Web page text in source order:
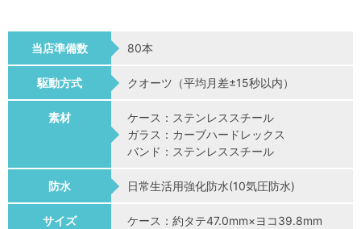
当店準備数 80本
駆動方式 クオーツ（平均月差±15秒以内）
素材
ケース：ステンレススチール
ガラス：カーブハードレックス
バンド：ステンレススチール
防水 日常生活用強化防水(10気圧防水)
サイズ
ケース：約タテ47.0mm×ヨコ39.8mm